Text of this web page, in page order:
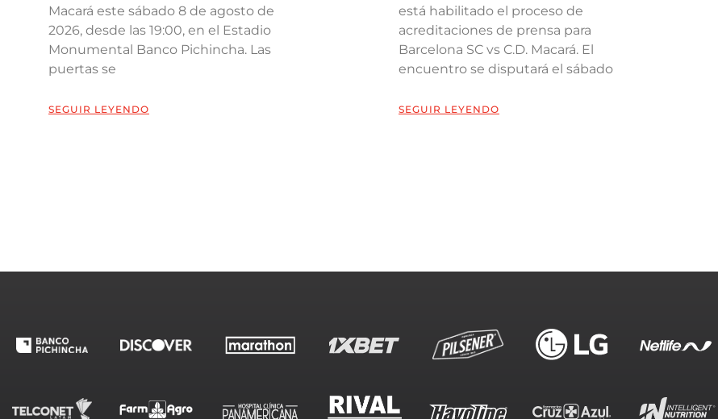
Macará este sábado 8 de agosto de
2026, desde las 19:00, en el Estadio
Monumental Banco Pichincha. Las
puertas se
SEGUIR LEYENDO
está habilitado el proceso de
acreditaciones de prensa para
Barcelona SC vs C.D. Macará. El
encuentro se disputará el sábado
SEGUIR LEYENDO